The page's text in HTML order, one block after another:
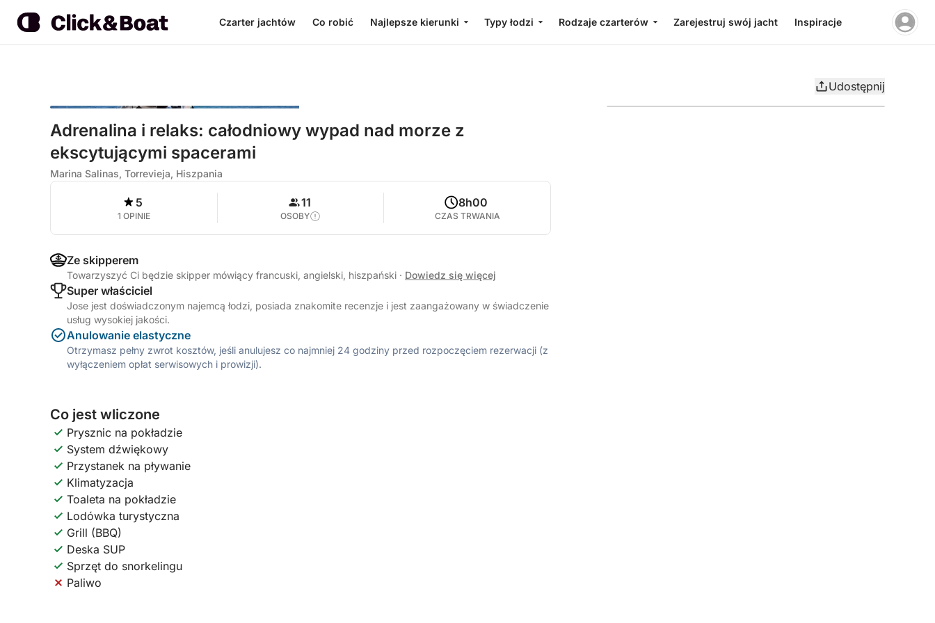
Czarter jachtów Co robić Najlepsze kierunki Typy łodzi Rodzaje czarterów Zarejestruj swój jacht Inspiracje
Udostępnij
Adrenalina i relaks: całodniowy wypad nad morze z
ekscytującymi spacerami
Marina Salinas, Torrevieja, Hiszpania
5
1 OPINIE
11
OSOBY
8h00
CZAS TRWANIA
Ze skipperem
Towarzyszyć Ci będzie skipper mówiący francuski, angielski, hiszpański · Dowiedz się więcej
Super właściciel
Jose jest doświadczonym najemcą łodzi, posiada znakomite recenzje i jest zaangażowany w świadczenie
usług wysokiej jakości.
Anulowanie elastyczne
Otrzymasz pełny zwrot kosztów, jeśli anulujesz co najmniej 24 godziny przed rozpoczęciem rezerwacji (z
wyłączeniem opłat serwisowych i prowizji).
Co jest wliczone
Prysznic na pokładzie
System dźwiękowy
Przystanek na pływanie
Klimatyzacja
Toaleta na pokładzie
Lodówka turystyczna
Grill (BBQ)
Deska SUP
Sprzęt do snorkelingu
Paliwo